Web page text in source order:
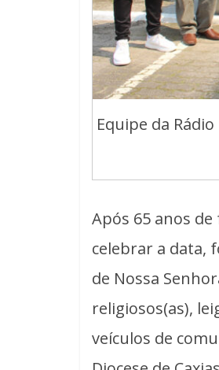
Equipe da
Após 65 anos
celebrar a data,
de Nossa
religiosos(as),
veículos de